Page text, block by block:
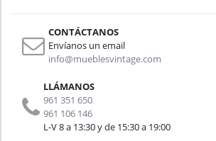
CONTÁCTANOS
Envíanos un email
info@mueblesvintage.com
LLÁMANOS
961 351 650
961 106 146
L-V 8 a 13:30 y de 15:30 a 19:00